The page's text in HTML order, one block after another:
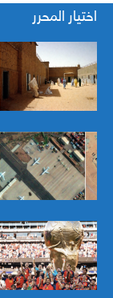
اختيار المحرر